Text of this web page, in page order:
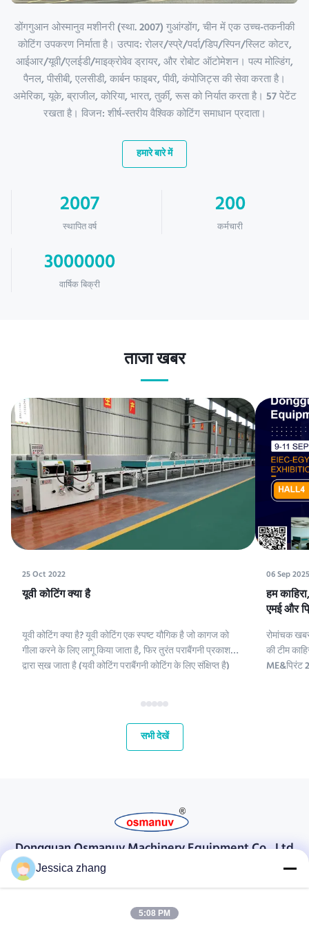
डोंगगुआन ओस्मानुव मशीनरी (स्था. 2007) गुआंग्डोंग, चीन में एक उच्च-तकनीकी
कोटिंग उपकरण निर्माता है। उत्पाद: रोलर/स्प्रे/पर्दा/डिप/स्पिन/स्लिट कोटर,
आईआर/यूवी/एलईडी/माइक्रोवेव ड्रायर, और रोबोट ऑटोमेशन। पल्प मोल्डिंग,
पैनल, पीसीबी, एलसीडी, कार्बन फाइबर, पीवी, कंपोजिट्स की सेवा करता है।
अमेरिका, यूके, ब्राजील, कोरिया, भारत, तुर्की, रूस को निर्यात करता है। 57 पेटेंट
रखता है। विजन: शीर्ष-स्तरीय वैश्विक कोटिंग समाधान प्रदाता।
हमारे बारे में
2007
स्थापित वर्ष
200
कर्मचारी
3000000
वार्षिक बिक्री
ताजा खबर
25 Oct 2022
यूवी कोटिंग क्या है
यूवी कोटिंग क्या है? यूवी कोटिंग एक स्पष्ट यौगिक है जो कागज को
गीला करने के लिए लागू किया जाता है, फिर तुरंत पराबैंगनी प्रकाश
द्वारा सूख जाता है (यूवी कोटिंग पराबैंगनी कोटिंग के लिए संक्षिप्त है)
कैओलिनिट शामिल हैं। इन यौगिकों को परिष्कृत क...
06 Sep 2025
हम
एमई और
रोमांचक
की टीम
ME&प्रिंट
सभी देखें
Dongguan Osmanuv Machinery Equipment Co., Ltd
डोंगगुआन ओस्मानुव मशीनरी उपकरण कं, लिमिटेड
Jessica zhang
5:08 PM